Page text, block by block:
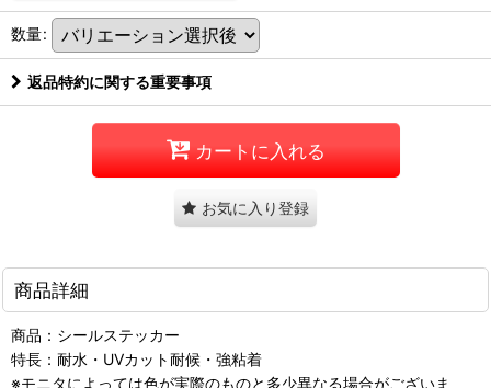
数量:
返品特約に関する重要事項
カートに入れる
お気に入り登録
商品詳細
商品：シールステッカー
特長：耐水・UVカット耐候・強粘着
※モニタによっては色が実際のものと多少異なる場合がございま